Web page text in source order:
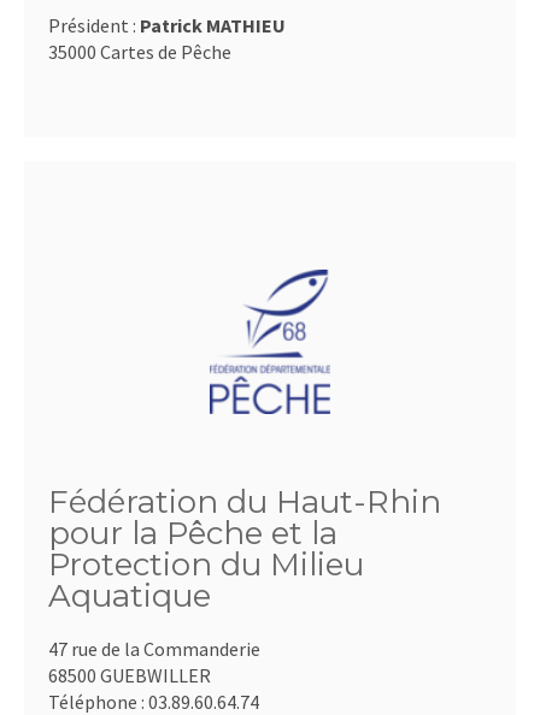
Président : Patrick MATHIEU
35000 Cartes de Pêche
Fédération du Haut-Rhin
pour la Pêche et la
Protection du Milieu
Aquatique
47 rue de la Commanderie
68500 GUEBWILLER
Téléphone : 03.89.60.64.74